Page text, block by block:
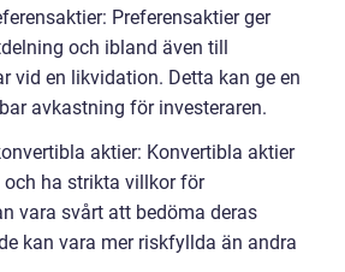
Preferensaktier ger
och ibland även till
vid en likvidation. Detta kan ge en
avkastning för investeraren.
aktier: Konvertibla aktier
ha strikta villkor för
vara svårt att bedöma deras
kan vara mer riskfyllda än andra